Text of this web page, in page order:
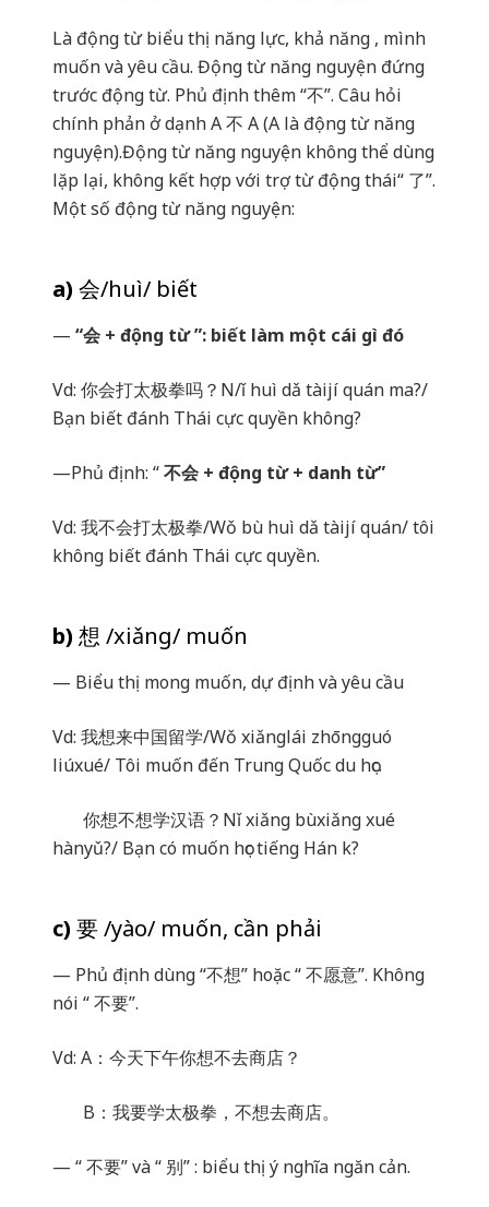
Là động từ biểu thị năng lực, khả năng , mình
muốn và yêu cầu. Động từ năng nguyện đứng
trước động từ. Phủ định thêm “不”. Câu hỏi
chính phản ở dạnh A不 A (A là động từ năng
nguyện).Động từ năng nguyện không thể dùng
lặp lại, không kết hợp với trợ từ động thái“ 了”.
Một số động từ năng nguyện:
a) 会/huì/ biết
— “会 + động từ ”: biết làm một cái gì đó
Vd: 你会打太极拳吗？ N/ǐ huì dǎ tàijí quán ma?/
Bạn biết đánh Thái cực quyền không?
—Phủ định: “不会 + động từ + danh từ”
Vd: 我不会打太极拳/Wǒ bù huì dǎ tàijí quán/ tôi
không biết đánh Thái cực quyền.
b) 想 /xiǎng/ muốn
— Biểu thị mong muốn, dự định và yêu cầu
Vd: 我想来中国留学/Wǒ xiǎnglái zhōngguó
liúxué/ Tôi muốn đến Trung Quốc du học.
你想不想学汉语？ Nǐ xiǎng bùxiǎng xué
hànyǔ?/ Bạn có muốn học tiếng Hán k?
c) 要/yào/ muốn, cần phải
— Phủ định dùng “不想” hoặc “不愿意”. Không
nói “不要”.
Vd: A ：今天下午你想不去商店？
B ：我要学太极拳，不想去商店。
— “不要” và “ 别” : biểu thị ý nghĩa ngăn cản.